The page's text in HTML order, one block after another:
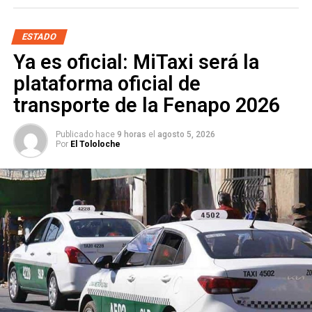
estado por el que pasarán casi medio millón de personas,
en San Juan de los Lagos.
Dijo que por parte de laSecretaría de Saludse pondrá a
disposición de la peregrinación elConsultorio Móvil, así
como las unidades médicas y ambulancias de San Antonio
y Villa de Arriaga. Informaron que se contará con
medicamento básico y suero antiviperino.
La Policía Federal informó que implementará un operativo
especial el día 23 de enero desde
Villa de Arriagaen
ESTADO
Ya es oficial: MiTaxi será la
plataforma oficial de
transporte de la Fenapo 2026
Publicado hace 9 horas el agosto 5, 2026
Por El Tololoche